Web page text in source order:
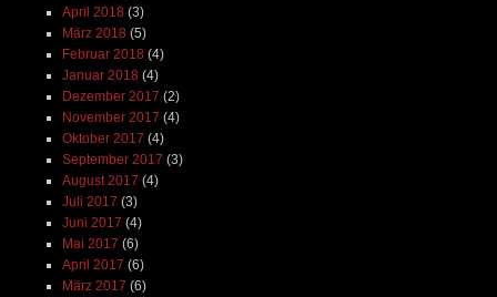
April 2018 (3)
März 2018 (5)
Februar 2018 (4)
Januar 2018 (4)
Dezember 2017 (2)
November 2017 (4)
Oktober 2017 (4)
September 2017 (3)
August 2017 (4)
Juli 2017 (3)
Juni 2017 (4)
Mai 2017 (6)
April 2017 (6)
März 2017 (6)